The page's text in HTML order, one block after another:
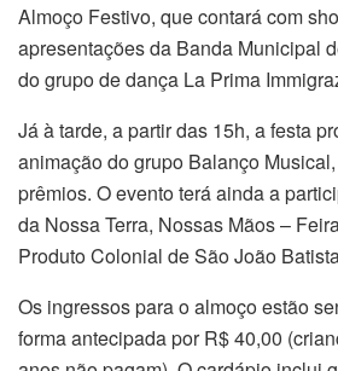
Almoço Festivo, que contará com
apresentações da Banda Municipal
do grupo de dança La Prima
Já à tarde, a partir das 15h, a festa
animação do grupo Balanço
prêmios. O evento terá ainda a
da Nossa Terra, Nossas Mãos –
Produto Colonial de São João
Os ingressos para o almoço estão
forma antecipada por R$ 40,00